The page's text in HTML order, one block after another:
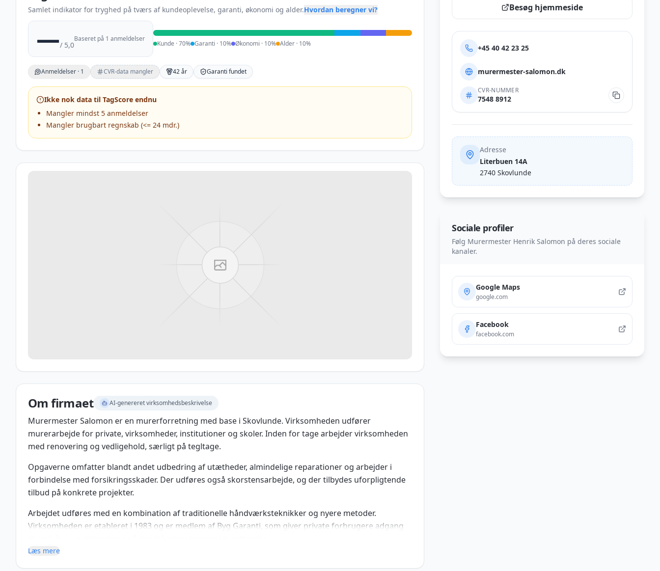
Samlet indikator for tryghed på tværs af kundeoplevelse, garanti, økonomi og alder.Hvordan beregner vi?
—/ 5,0
Baseret på 1 anmeldelser
Kunde ·70% Garanti · 10% Økonomi · 10% Alder · 10%
Anmeldelser · 1 CVR-data mangler 42 år Garanti fundet
Ikke nok data til TagScore endnu
Mangler mindst 5 anmeldelser
Mangler brugbart regnskab (<= 24 mdr.)
Om firmaet AI-genereret virksomhedsbeskrivelse
Murermester Salomon er en murerforretning med base i Skovlunde. Virksomheden udfører
murerarbejde for private, virksomheder, institutioner og skoler. Inden for tage arbejder virksomheden
med renovering og vedligehold, særligt på tegltage.
Opgaverne omfatter blandt andet udbedring af utætheder, almindelige reparationer og arbejder i
forbindelse med forsikringsskader. Der udføres også skorstensarbejde, og der tilbydes uforpligtende
tilbud på konkrete projekter.
Arbejdet udføres med en kombination af traditionelle håndværksteknikker og nyere metoder.
Virksomheden er etableret i 1983 og er medlem af Byg Garanti, som giver private forbrugere adgang
Læs mere
Besøg hjemmeside
+45 40 42 23 25
murermester-salomon.dk
CVR-NUMMER
7548 8912
Adresse
Literbuen 14A
2740 Skovlunde
Sociale profiler
Følg Murermester Henrik Salomon på deres sociale
kanaler.
Google Maps
google.com
Facebook
facebook.com